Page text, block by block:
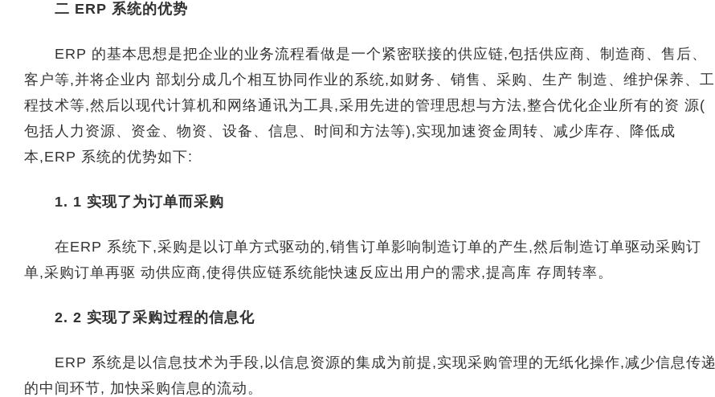
二 ERP 系统的优势
ERP 的基本思想是把企业的业务流程看做是一个紧密联接的供应链,包括供应商、制造商、售后、
客户等,并将企业内 部划分成几个相互协同作业的系统,如财务、销售、采购、生产 制造、维护保养、工
程技术等,然后以现代计算机和网络通讯为工具,采用先进的管理思想与方法,整合优化企业所有的资 源(
包括人力资源、资金、物资、设备、信息、时间和方法等),实现加速资金周转、减少库存、降低成
本,ERP 系统的优势如下:
1. 1 实现了为订单而采购
在ERP 系统下,采购是以订单方式驱动的,销售订单影响制造订单的产生,然后制造订单驱动采购订
单,采购订单再驱 动供应商,使得供应链系统能快速反应出用户的需求,提高库 存周转率。
2. 2 实现了采购过程的信息化
ERP 系统是以信息技术为手段,以信息资源的集成为前提,实现采购管理的无纸化操作,减少信息传递
的中间环节, 加快采购信息的流动。